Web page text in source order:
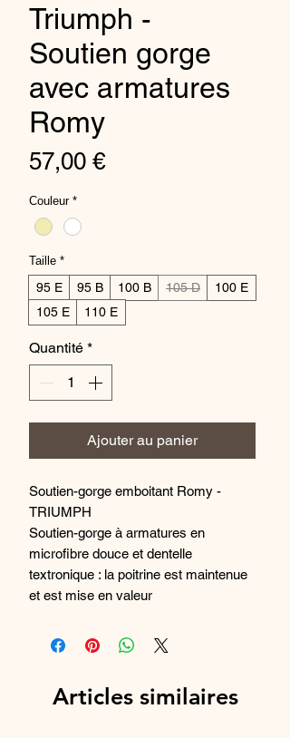
Triumph -
Soutien gorge
avec armatures
Romy
57,00 €Prix
Couleur *
Taille *
95 E 95 B 100 B 105 D
100 E
105 E
110 E
Quantité *
Ajouter au panier
Soutien-gorge emboitant Romy -
TRIUMPH
Soutien-gorge à armatures en
microfibre douce et dentelle
textronique : la poitrine est maintenue
et est mise en valeur
toute la longueur pour un bien-aller
optimal.
• Emboîtant
Articles similaires